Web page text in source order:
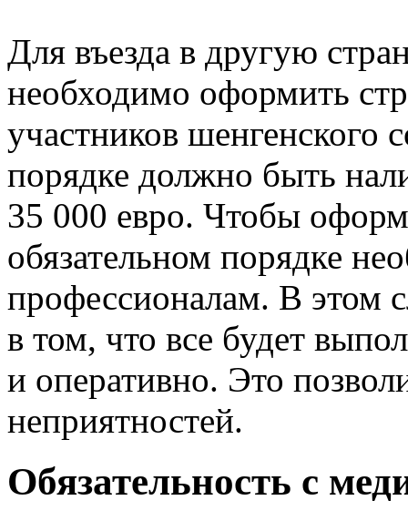
Для въезда в другую
необходимо оформить
участников шенгенского
порядке должно быть
35 000 евро. Чтобы
обязательном порядке
профессионалам. В этом
в том, что все будет
и оперативно. Это
неприятностей.
Обязательность с